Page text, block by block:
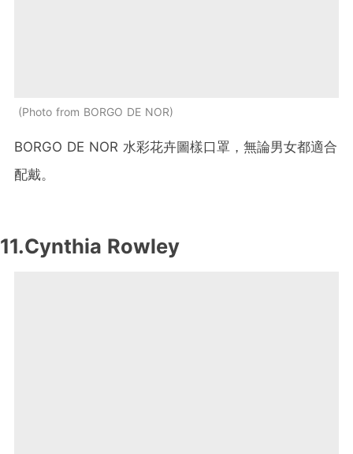
Photo from BORGO DE NOR
BORGO DE NOR 水彩花卉圖樣口罩，無論男女都適合
配戴。
11.Cynthia Rowley